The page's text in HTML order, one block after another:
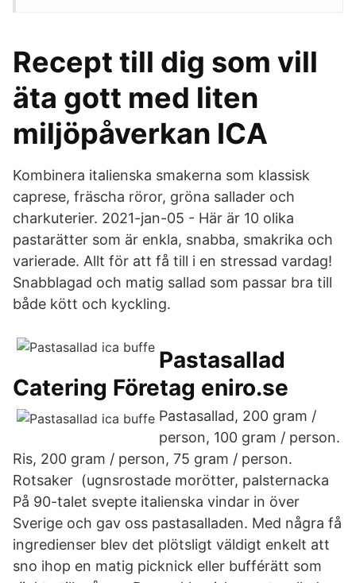
Recept till dig som vill
äta gott med liten
miljöpåverkan ICA
Kombinera italienska smakerna som klassisk
caprese, fräscha röror, gröna sallader och
charkuterier. 2021-jan-05 - Här är 10 olika
pastarätter som är enkla, snabba, smakrika och
varierade. Allt för att få till i en stressad vardag!
Snabblagad och matig sallad som passar bra till
både kött och kyckling.
Pastasallad
Catering Företag eniro.se
Pastasallad, 200 gram /
person, 100 gram / person.
Ris, 200 gram / person, 75 gram / person.
Rotsaker (ugnsrostade morötter, palsternacka
På 90-talet svepte italienska vindar in över
Sverige och gav oss pastasalladen. Med några få
ingredienser blev det plötsligt väldigt enkelt att
sno ihop en matig picknick eller bufférätt som